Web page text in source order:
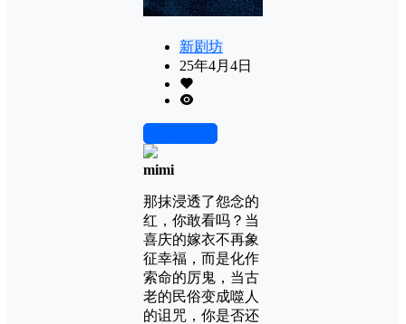
新剧坊
25年4月4日
mimi
那抹浸透了怨念的
红，你敢看吗？当
喜庆的嫁衣不再象
征幸福，而是化作
索命的厉鬼，当古
老的民俗变成噬人
的诅咒，你是否还